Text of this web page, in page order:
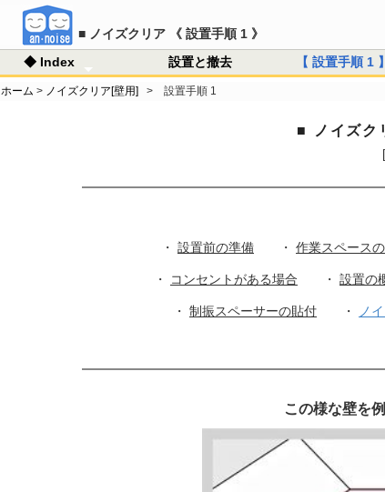
■ ノイズクリア 《 設置手順 1 》
◆ Index
◇ ホーム
◇ 防音の方法 騒音の種類と防音方法
空気音と固体音
固体音の低減
防音性能と重さの関係
音のエネルギーとdB
■ 商品情報 ■ 壁の防音 ノイズクリア
◇ノイズクリア [ 汎用 ]
■ 窓の防音 ソリッドガラス
■ 防音材 防音(遮音)シート
■ Masker4 + サウンドライブ
◇ ご注文・送料他 ・ご注文ページ
・お支払方法 / 送料
・通信販売に基づく法令
・アン・ノイズについて
◇ Q&A ・ノイズクリア Q&A
・ソリッドガラス Q&A
・遮音シート Q&A
・その他のQ&A
◇ リユース情報 ・リユース情報
・リユース登録ページ
・登録解除
◇ サイトマップ
設置と撤去 【 設置手順 1 】
ホーム > ノイズクリア[壁用] > 設置手順 1
ノイズ
・ 設置前の準備 ・ 作業スペース
・ コンセントがある場合 ・ 設置の
・ 制振スペーサーの貼付 ・ ノ
この様な壁を